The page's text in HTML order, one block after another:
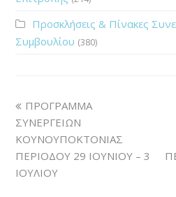
Προσκλήσεις & Πίνακες
Συμβουλίου (380)
ΠΡΟΓΡΑΜΜΑ
ΣΥΝΕΡΓΕΙΩΝ
ΚΟΥΝΟΥΠΟΚΤΟΝΙΑΣ
ΠΕΡΙΟΔΟΥ 29 ΙΟΥΝΙΟΥ – 3
ΙΟΥΛΙΟΥ